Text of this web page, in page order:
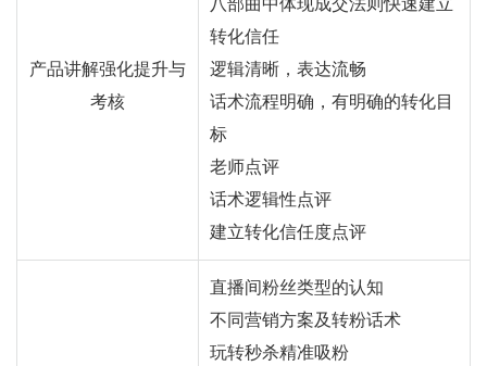
产品讲解强化提升与
考核
转化信任
逻辑清晰，表达流畅
话术流程明确，有明确的转化目
标
老师点评
话术逻辑性点评
建立转化信任度点评
直播间粉丝类型的认知
不同营销方案及转粉话术
玩转秒杀精准吸粉